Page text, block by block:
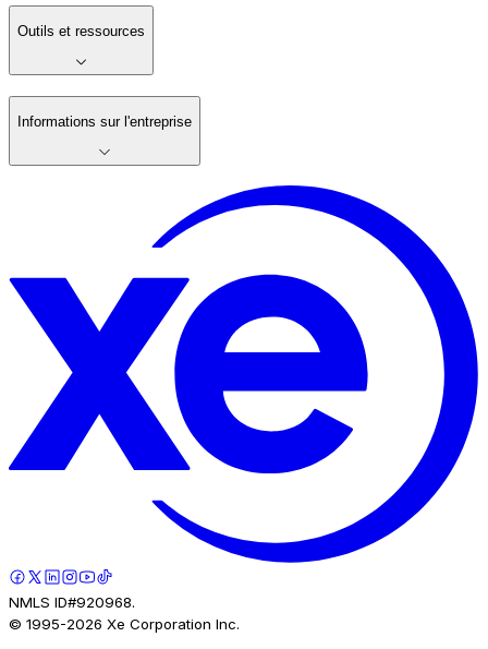
Outils et ressources
Informations sur l'entreprise
NMLS ID#920968.
© 1995-2026 Xe Corporation Inc.